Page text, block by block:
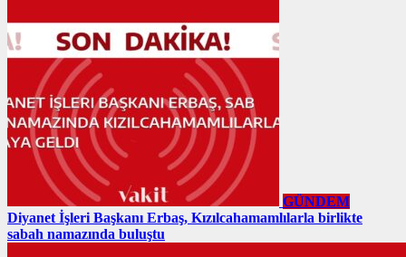
GÜNDEM
Diyanet İşleri Başkanı Erbaş, Kızılcahamamlılarla birlikte
sabah namazında buluştu